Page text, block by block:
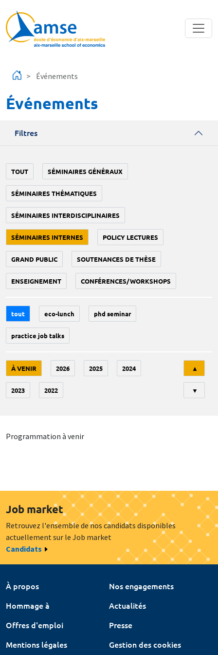
Événements
Événements
Filtres
TOUT SÉMINAIRES GÉNÉRAUX
SÉMINAIRES THÉMATIQUES
SÉMINAIRES INTERDISCIPLINAIRES
SÉMINAIRES INTERNES POLICY LECTURES
GRAND PUBLIC SOUTENANCES DE THÈSE
ENSEIGNEMENT CONFÉRENCES/WORKSHOPS
tout eco-lunch phd seminar
practice job talks
À VENIR 2026 2025 2024
2023 2022
▲
▼
Programmation à venir
Job market
Retrouvez l'ensemble de nos candidats disponibles
actuellement sur le Job market
Candidats
À propos
Nos engagements
Hommage à
Actualités
Offres d'emploi
Presse
Mentions légales
Gestion des cookies